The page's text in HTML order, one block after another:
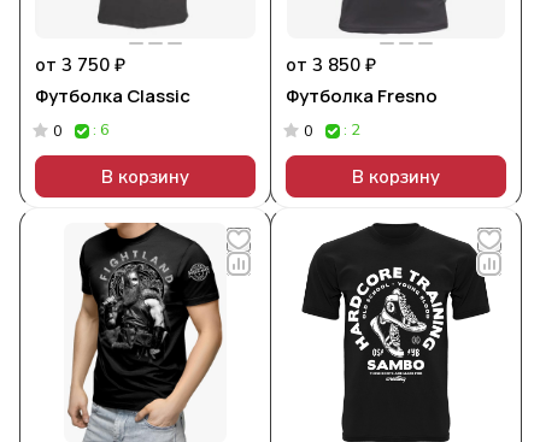
от 3 750 ₽
Футболка Classic
0 : 6
В корзину
от 3 850 ₽
Футболка Fresno
0 : 2
В корзину